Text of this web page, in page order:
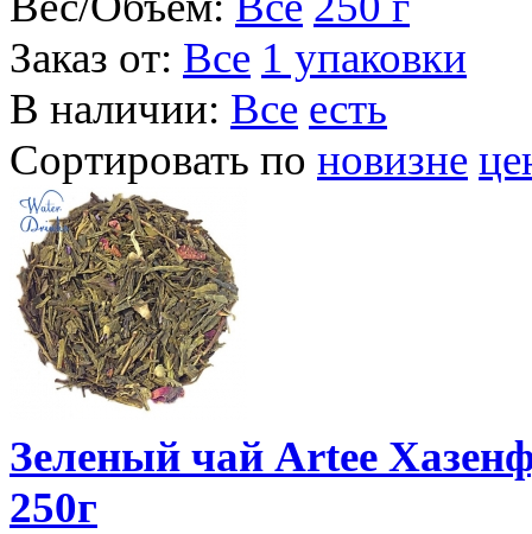
Заказ от: Все 1 упаковки
В наличии: Все есть
Сортировать по новизне
Зеленый чай Artee
250г